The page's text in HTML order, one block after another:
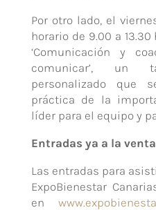
Por otro lado, el
horario de 9.00 a
‘Comunicación y
comunicar’, un
personalizado que
práctica de la
líder para el equipo y
Entradas ya a la venta
Las entradas para
ExpoBienestar
en